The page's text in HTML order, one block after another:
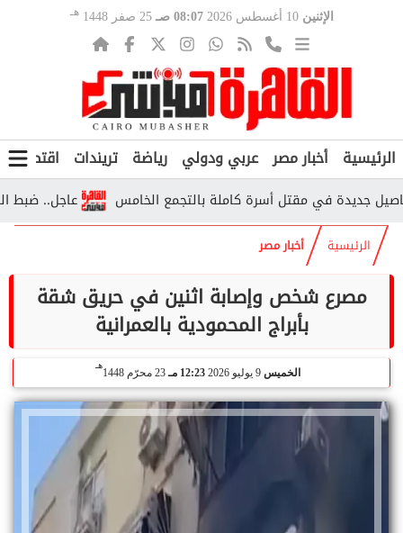
الإثنين 10 أغسطس 2026 08:07 صـ 25 صفر 1448 هـ
الرئيسية أخبار مصر عربي ودولي رياضة تريندات اقتصاد
عاجل.. ضبط في مقتل أسرة كاملة بالتجمع الخامس
الرئيسية أخبار مصر
مصرع شخص وإصابة اثنين في حريق شقة
بأبراج المحمودية بالعمرانية
الخميس 12:23 مـ 23 محرّم 1448
هـ